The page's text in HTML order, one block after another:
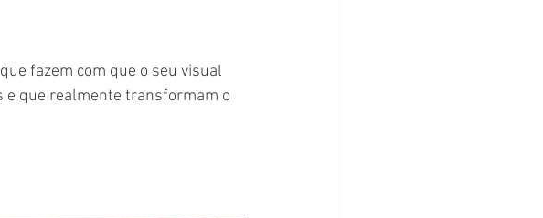
fazem com que o seu visual
e que realmente transformam o